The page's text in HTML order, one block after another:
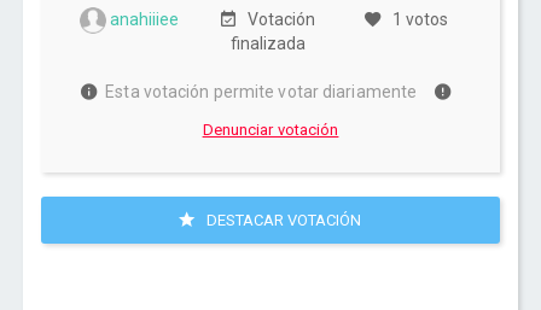
anahiiiee
Votación
finalizada
1 votos
Esta votación permite votar diariamente
Denunciar votación
DESTACAR VOTACIÓN